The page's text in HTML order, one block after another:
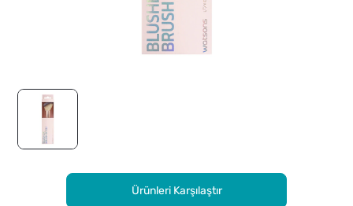
Ürünleri Karşılaştır